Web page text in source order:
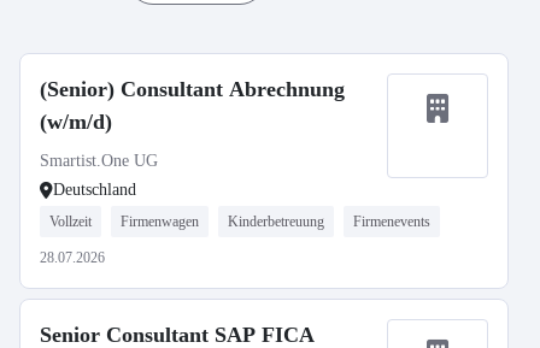
(Senior) Consultant Abrechnung
(w/m/d)
Smartist.One UG
Deutschland
Vollzeit Firmenwagen Kinderbetreuung Firmenevents
28.07.2026
Senior Consultant SAP FICA